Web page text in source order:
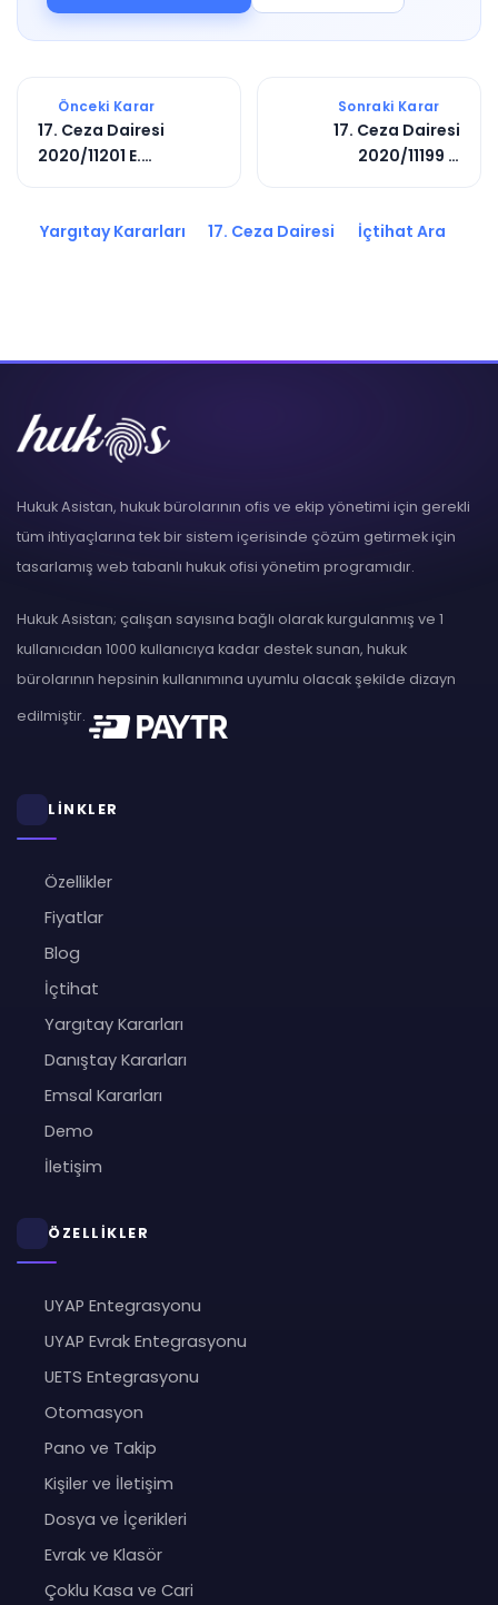
Önceki Karar
17. Ceza Dairesi
2020/11201 E.
Sonraki Karar
17. Ceza Dairesi
2020/11199 E.
Yargıtay Kararları 17. Ceza Dairesi İçtihat Ara
Hukuk Asistan, hukuk bürolarının ofis ve ekip yönetimi için gerekli
tüm ihtiyaçlarına tek bir sistem içerisinde çözüm getirmek için
tasarlamış web tabanlı hukuk ofisi yönetim programıdır.
Hukuk Asistan; çalışan sayısına bağlı olarak kurgulanmış ve 1
kullanıcıdan 1000 kullanıcıya kadar destek sunan, hukuk
bürolarının hepsinin kullanımına uyumlu olacak şekilde dizayn
edilmiştir.
LİNKLER
Özellikler
Fiyatlar
Blog
İçtihat
Yargıtay Kararları
Danıştay Kararları
Emsal Kararları
Demo
İletişim
ÖZELLİKLER
UYAP Entegrasyonu
UYAP Evrak Entegrasyonu
UETS Entegrasyonu
Otomasyon
Pano ve Takip
Kişiler ve İletişim
Dosya ve İçerikleri
Evrak ve Klasör
Çoklu Kasa ve Cari